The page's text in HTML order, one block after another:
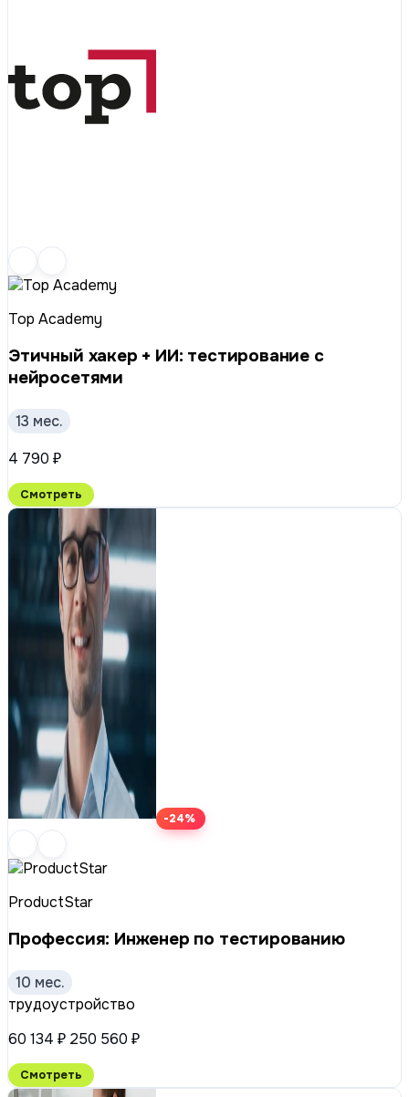
Top Academy
Этичный хакер + ИИ: тестирование с
нейросетями
13 мес.
4 790 ₽
Смотреть
-24%
ProductStar
Профессия: Инженер по тестированию
10 мес.
трудоустройство
60 134 ₽ 250 560 ₽
Смотреть